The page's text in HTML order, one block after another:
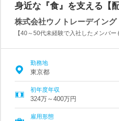
身近な『食』を支える【
株式会社ウノトレーデイング
【40～50代未経験で入社したメンバ
勤務地
東京都
初年度年収
324万～400万円
雇用形態